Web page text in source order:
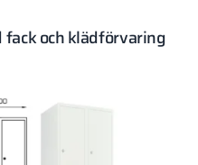
och klädförvaring